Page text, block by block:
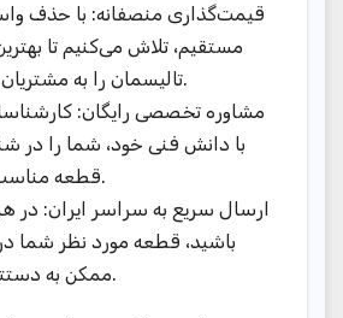
قیمت‌گذاری منصفانه: با حذف
مستقیم، تلاش می‌کنیم تا
تالیسمان را به مشتریان خود ارائه دهیم.
مشاوره تخصصی رایگان:
با دانش فنی خود، شما را در
قطعه مناسب راهنمایی کنند.
ارسال سریع به سراسر ایران: در
باشید، قطعه مورد نظر شما
ممکن به دستتان خواهد رسید.